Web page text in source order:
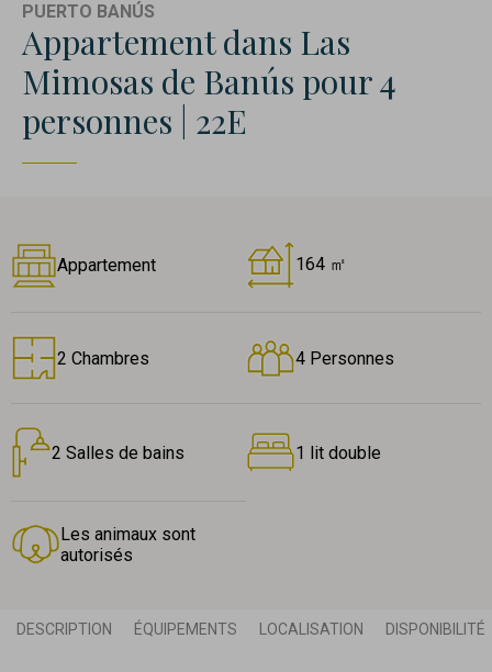
PUERTO BANÚS
Appartement dans Las
Mimosas de Banús pour 4
personnes | 22E
Appartement 164 ㎡
2 Chambres 4 Personnes
2 Salles de bains 1 lit double
Les animaux sont
autorisés
DESCRIPTION ÉQUIPEMENTS LOCALISATION DISPONIBILITÉ